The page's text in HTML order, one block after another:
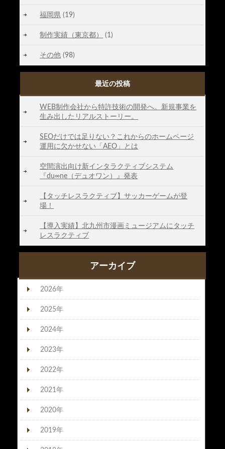
福岡県 (19)
制作実績（東京都） (1)
その他 (98)
最近の投稿
WEB制作会社から特許技術の開発へ。新規事業を
生み出したリアルストーリー。
SEOだけでは足りない？これからのホームページ
運用に欠かせない「AEO」とは
空間演出向け新インタラクティブシステム
『du∞ne（デュオワン）』発表
【タッチレスラクティブ】サッカーゲームが登
場！
【導入実績】北九州市漫画ミュージアムにタッチ
レスラクティブ
アーカイブ
2026年
2025年
2024年
2023年
2022年
2021年
2020年
2019年